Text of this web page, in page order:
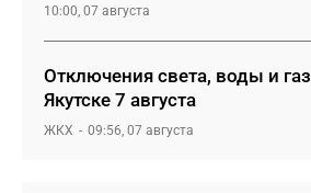
10:00, 07 августа
Отключения света, воды и
Якутске 7 августа
ЖКХ 09:56, 07 августа